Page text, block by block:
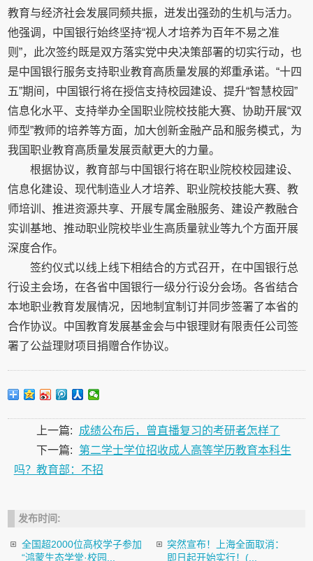
教育与经济社会发展同频共振，迸发出强劲的生机与活力。
他强调，中国银行始终坚持“视人才培养为百年不易之准
则”，此次签约既是双方落实党中央决策部署的切实行动，也
是中国银行服务支持职业教育高质量发展的郑重承诺。“十四
五”期间，中国银行将在授信支持校园建设、提升“智慧校园”
信息化水平、支持举办全国职业院校技能大赛、协助开展“双
师型”教师的培养等方面，加大创新金融产品和服务模式，为
我国职业教育高质量发展贡献更大的力量。
根据协议，教育部与中国银行将在职业院校校园建设、
信息化建设、现代制造业人才培养、职业院校技能大赛、教
师培训、推进资源共享、开展专属金融服务、建设产教融合
实训基地、推动职业院校毕业生高质量就业等九个方面开展
深度合作。
签约仪式以线上线下相结合的方式召开，在中国银行总
行设主会场，在各省中国银行一级分行设分会场。各省结合
本地职业教育发展情况，因地制宜制订并同步签署了本省的
合作协议。中国教育发展基金会与中银理财有限责任公司签
署了公益理财项目捐赠合作协议。
上一篇:
成绩公布后，曾直播复习的考研者怎样了
下一篇:
第二学士学位招收成人高等学历教育本科生
吗？教育部：不招
发布时间:
全国超2000位高校学子参加
“鸿蒙生态学堂·校园...
突然宣布！上海全面取消：
即日起开始实行！(...